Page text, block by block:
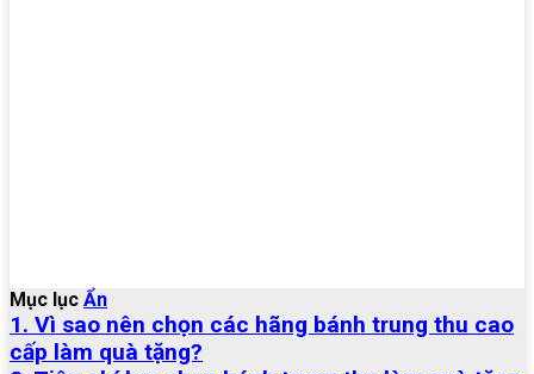
Mục lục Ẩn
1. Vì sao nên chọn các hãng bánh trung thu cao
cấp làm quà tặng?